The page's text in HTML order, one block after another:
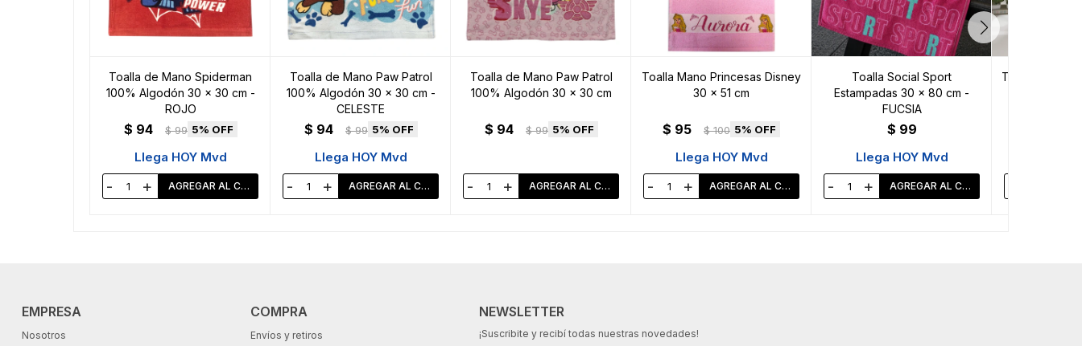
Toalla de Mano Spiderman
100% Algodón 30 x 30 cm -
ROJO
$ 94 $ 99 5
Llega HOY Mvd
- +
Toalla de Mano Paw Patrol
100% Algodón 30 x 30 cm -
CELESTE
$ 94 $ 99 5
Llega HOY Mvd
- +
Toalla de Mano Paw Patrol
100% Algodón 30 x 30 cm
$ 94 $ 99 5
- +
Toalla Mano Princesas Disney
30 x 51 cm
$ 95 $ 100 5
Llega HOY Mvd
- +
Toalla Social Sport
Estampadas 30 x 80 cm -
FUCSIA
$ 99
Llega HOY Mvd
- +
Toalla Social
EMPRESA
Nosotros
COMPRA
Envíos y retiros
NEWSLETTER
¡Suscribite y recibí todas nuestras novedades!